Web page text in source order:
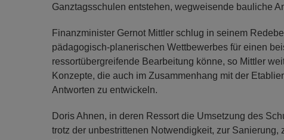
Ganztagsschulen entstehen, wegweisende bauliche
Finanzminister Gernot Mittler schlug in seinem
pädagogisch-planerischen Wettbewerbes für einen
ressortübergreifende Bearbeitung könne, so Mittler
Konzepte, die auch im Zusammenhang mit der
Antworten zu entwickeln.
Doris Ahnen, in deren Ressort die Umsetzung des
trotz der unbestrittenen Notwendigkeit, zur